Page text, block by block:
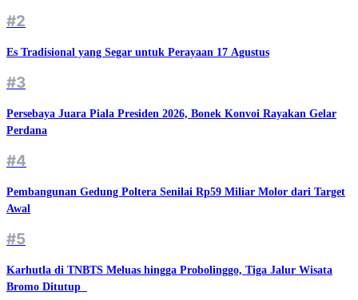
#2
Es Tradisional yang Segar untuk Perayaan 17 Agustus
#3
Persebaya Juara Piala Presiden 2026, Bonek Konvoi Rayakan Gelar
Perdana
#4
Pembangunan Gedung Poltera Senilai Rp59 Miliar Molor dari Target
Awal
#5
Karhutla di TNBTS Meluas hingga Probolinggo, Tiga Jalur Wisata
Bromo Ditutup ‎‎